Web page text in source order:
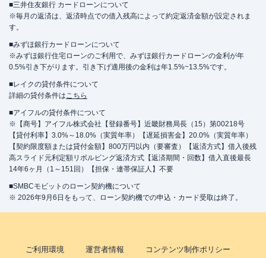
■三井住友銀行 カードローンについて
※毎月の返済は、返済時点での借入残高によって約定返済金額が設定されま
す。
■みずほ銀行カードローンについて
※みずほ銀行住宅ローンのご利用で、みずほ銀行カードローンの金利が年
0.5%引き下がります。引き下げ適用後の金利は年1.5%~13.5%です。
■レイクの貸付条件について
詳細の貸付条件はこちら
■アイフルの貸付条件について
※【商号】アイフル株式会社【登録番号】近畿財務局長（15）第00218号
【貸付利率】3.0%～18.0%（実質年率）【遅延損害金】20.0%（実質年率）
【契約限度額または貸付金額】800万円以内（要審査）【返済方式】借入後残
高スライド元利定額リボルビング返済方式【返済期間・回数】借入直後最長
14年6ヶ月（1～151回）【担保・連帯保証人】不要
■SMBCモビットのローン契約機について
※ 2026年9月6日をもって、ローン契約機での申込・カード受取は終了。
ご利用環境 運営者情報
コンテンツ制作ポリシー